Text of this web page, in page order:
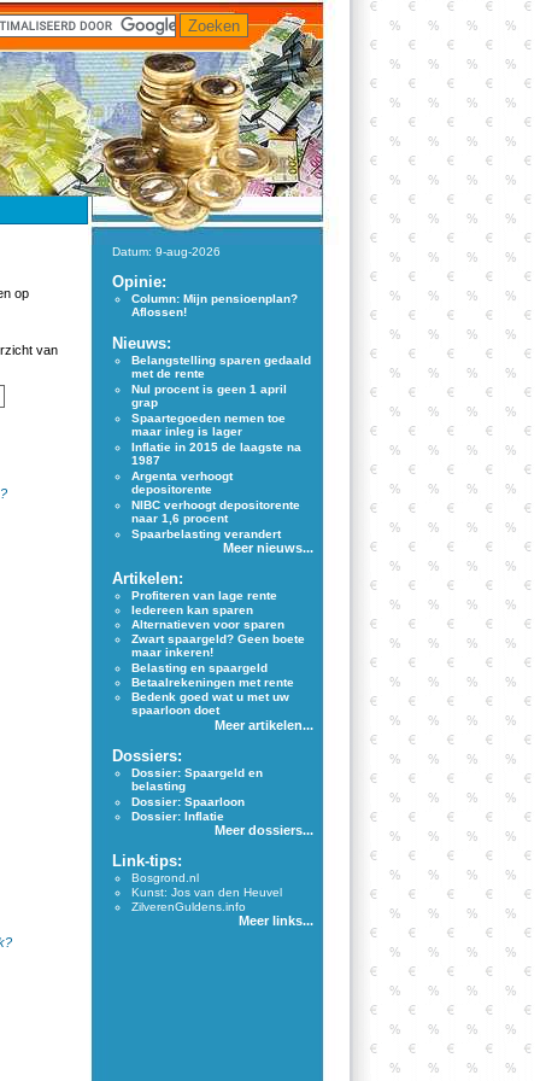
op
van
Datum: 9-aug-2026
Opinie:
Column: Mijn pensioenplan?
Aflossen!
Nieuws:
Belangstelling sparen gedaald
met de rente
Nul procent is geen 1 april
grap
Spaartegoeden nemen toe
maar inleg is lager
Inflatie in 2015 de laagste na
1987
Argenta verhoogt
depositorente
NIBC verhoogt depositorente
naar 1,6 procent
Spaarbelasting verandert
Meer nieuws...
Artikelen:
Profiteren van lage rente
Iedereen kan sparen
Alternatieven voor sparen
Zwart spaargeld? Geen boete
maar inkeren!
Belasting en spaargeld
Betaalrekeningen met rente
Bedenk goed wat u met uw
spaarloon doet
Meer artikelen...
Dossiers:
Dossier: Spaargeld en
belasting
Dossier: Spaarloon
Dossier: Inflatie
Meer dossiers...
Link-tips:
Bosgrond.nl
Kunst: Jos van den Heuvel
ZilverenGuldens.info
Meer links...